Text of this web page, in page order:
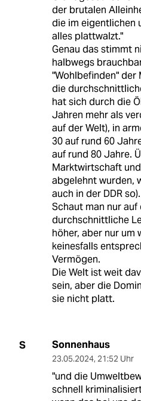
der brutalen
die im eigentlichen
alles plattwalzt."
Genau das stimmt
halbwegs
"Wohlbefinden" der
die
hat sich durch die
Jahren mehr als
auf der Welt), in
30 auf rund 60
auf rund 80 Jahre.
Marktwirtschaft
abgelehnt wurden,
auch in der DDR so).
Schaut man nur
durchschnittliche
höher, aber nur um
keinesfalls
Vermögen.
Die Welt ist weit
sein, aber die
sie nicht platt.
S Sonnenhaus
23.05.2024, 21:52 Uhr
"und die
schnell